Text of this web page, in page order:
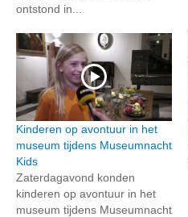
ontstond in...
Kinderen op avontuur in het
museum tijdens Museumnacht
Kids
Zaterdagavond konden
kinderen op avontuur in het
museum tijdens Museumnacht